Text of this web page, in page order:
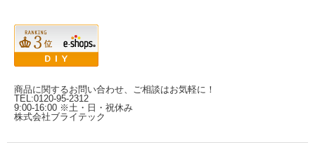
商品に関するお問い合わせ、ご相談はお気軽に！
TEL:0120-95-2312
9:00-16:00 ※土・日・祝休み
株式会社ブライテック